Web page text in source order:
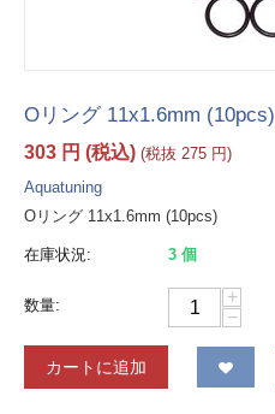
Oリング 11x1.6mm (10pcs)
303 円 (税込) (税抜 275 円)
Aquatuning
Oリング 11x1.6mm (10pcs)
在庫状況: 3 個
数量:
+
−
カートに追加